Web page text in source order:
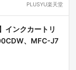
PLUSYU楽天堂
インクカートリ
、MFC-J7